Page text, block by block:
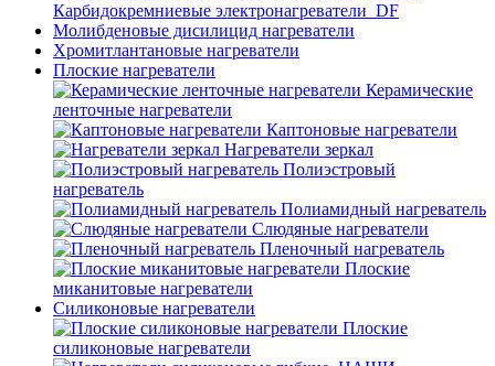
Карбидокремниевые электронагреватели_DF
Молибденовые дисилицид нагреватели
Хромитлантановые нагреватели
Плоские нагреватели
Керамические
ленточные нагреватели
Каптоновые нагреватели
Нагреватели зеркал
Полиэстровый
нагреватель
Полиамидный нагреватель
Слюдяные нагреватели
Пленочный нагреватель
Плоские
миканитовые нагреватели
Силиконовые нагреватели
Плоские
силиконовые нагреватели